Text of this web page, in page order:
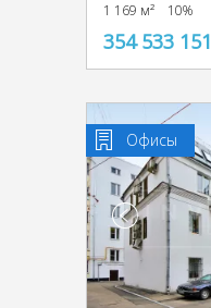
1 169 м² 10%
354 533 151
Офисы